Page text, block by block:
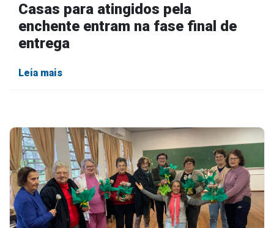
Casas para atingidos pela
enchente entram na fase final de
entrega
Leia mais